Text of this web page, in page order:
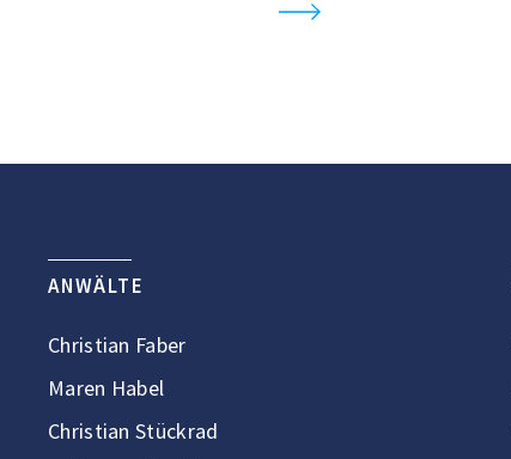
ANWÄLTE
Christian Faber
Maren Habel
Christian Stückrad